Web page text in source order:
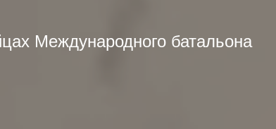
Международного батальона